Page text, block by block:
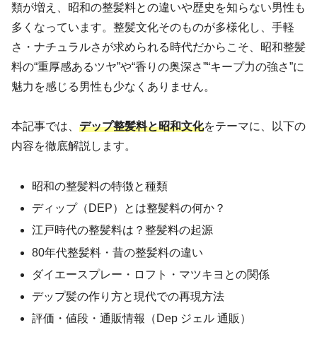
類が増え、昭和の整髪料との違いや歴史を知らない男性も
多くなっています。整髪文化そのものが多様化し、手軽
さ・ナチュラルさが求められる時代だからこそ、昭和整髪
料の“重厚感あるツヤ”や“香りの奥深さ”“キープ力の強さ”に
魅力を感じる男性も少なくありません。
本記事では、 デップ整髪料と昭和文化をテーマに、以下の
内容を徹底解説します。
昭和の整髪料の特徴と種類
ディップ（DEP）とは整髪料の何か？
江戸時代の整髪料は？整髪料の起源
80年代整髪料・昔の整髪料の違い
ダイエースプレー・ロフト・マツキヨとの関係
デップ髪の作り方と現代での再現方法
評価・値段・通販情報（Dep ジェル 通販）